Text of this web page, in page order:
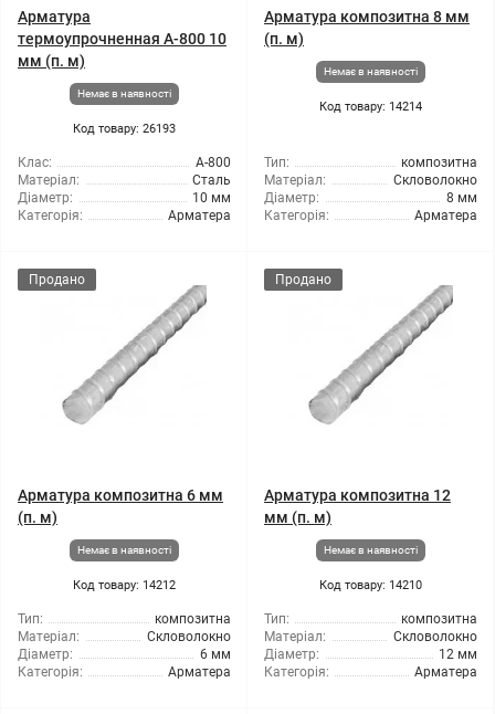
Арматура
термоупрочненная А-800 10
мм (п. м)
Немає в наявності
Код товару: 26193
Клас:
А-800
Матеріал:
Сталь
Діаметр:
10 мм
Категорія:
Арматера
Арматура композитна 8 мм
(п. м)
Немає в наявності
Код товару: 14214
Тип:
композитна
Матеріал:
Скловолокно
Діаметр:
8 мм
Категорія:
Арматера
Продано
Арматура композитна 6 мм
(п. м)
Немає в наявності
Код товару: 14212
Тип:
композитна
Матеріал:
Скловолокно
Діаметр:
6 мм
Категорія:
Арматера
Продано
Арматура композитна 12
мм (п. м)
Немає в наявності
Код товару: 14210
Тип:
композитна
Матеріал:
Скловолокно
Діаметр:
12 мм
Категорія:
Арматера